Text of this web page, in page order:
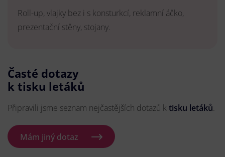
Roll-up, vlajky bez i s konsturkcí, reklamní áčko,
prezentační stěny, stojany.
Časté dotazy
k tisku letáků
Připravili jsme seznam nejčastějších dotazů k tisku letáků.
Mám jiný dotaz